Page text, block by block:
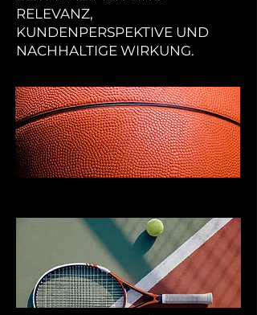
RELEVANZ,
KUNDENPERSPEKTIVE UND
NACHHALTIGE WIRKUNG.